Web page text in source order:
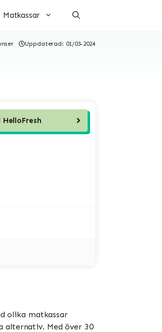
Matkassar
Uppdaterad: 01/03-2024
HelloFresh
olika matkassar
alternativ. Med över 30